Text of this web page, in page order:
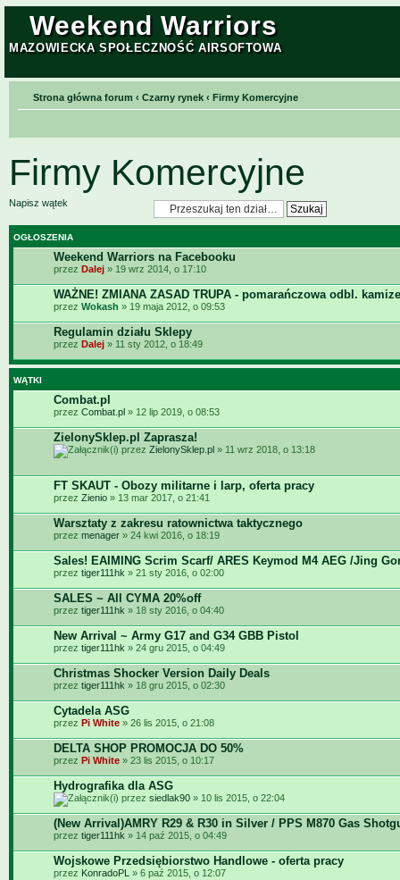
Weekend Warriors
MAZOWIECKA SPOŁECZNOŚĆ AIRSOFTOWA
Strona główna forum ‹ Czarny rynek ‹ Firmy Komercyjne
Firmy Komercyjne
Napisz wątek
OGŁOSZENIA
Weekend Warriors na Facebooku
przez Dalej » 19 wrz 2014, o 17:10
WAŻNE! ZMIANA ZASAD TRUPA - pomarańczowa odbl.
przez Wokash » 19 maja 2012, o 09:53
Regulamin działu Sklepy
przez Dalej » 11 sty 2012, o 18:49
WĄTKI
Combat.pl
przez Combat.pl » 12 lip 2019, o 08:53
ZielonySklep.pl Zaprasza!
przez ZielonySklep.pl » 11 wrz 2018, o 13:18
FT SKAUT - Obozy militarne i larp, oferta pracy
przez Zienio » 13 mar 2017, o 21:41
Warsztaty z zakresu ratownictwa taktycznego
przez menager » 24 kwi 2016, o 18:19
Sales! EAIMING Scrim Scarf/ ARES Keymod M4 AEG /Jing
przez tiger111hk » 21 sty 2016, o 02:00
SALES ~ All CYMA 20%off
przez tiger111hk » 18 sty 2016, o 04:40
New Arrival ~ Army G17 and G34 GBB Pistol
przez tiger111hk » 24 gru 2015, o 04:49
Christmas Shocker Version Daily Deals
przez tiger111hk » 18 gru 2015, o 02:30
Cytadela ASG
przez Pi White » 26 lis 2015, o 21:08
DELTA SHOP PROMOCJA DO 50%
przez Pi White » 23 lis 2015, o 10:17
Hydrografika dla ASG
przez siedlak90 » 10 lis 2015, o 22:04
(New Arrival)AMRY R29 & R30 in Silver / PPS M870 Gas
przez tiger111hk » 14 paź 2015, o 04:49
Wojskowe Przedsiębiorstwo Handlowe - oferta pracy
przez KonradoPL » 6 paź 2015, o 12:07